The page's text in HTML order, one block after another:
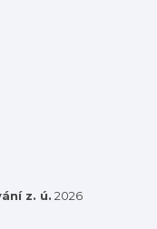
z. ú. 2026